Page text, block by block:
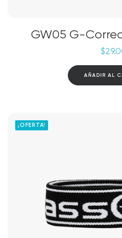
GW05 G-
$
AÑADIR AL
¡OFERTA!